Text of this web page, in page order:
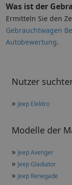
Nutzer
» Jeep Elektro
Modelle der
» Jeep Avenger
» Jeep Gladiator
» Jeep Renegade
Was ist der
Ermitteln Sie den
Gebrauchtwagen
Autobewertung.